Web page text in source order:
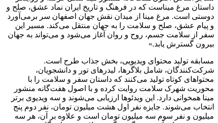
داستان مرغ میناست که در فرهنگ و تاریخ ایران نماد عشق، صلح و
دوستی است. مرغ مینا از میدان نقش جهان اصفهان سر برمی‌آورد
و پیام عشق، صلح و سلامت را به جهان منتقل می‌کند. مسیر این
سفر از سلامت جسم، روح و روان آغاز می‌شود و می‌تواند به جهان
بیرون گسترش یابد.»
مسابقه تولید محتوای ویدیویی، بخش جذاب طرح است.
شرکت‌کنندگان، شامل بلاگرها، لیدرهای تور و دانشجویان،
محتواهای کوتاه تولید می‌کنند که داستان سفر و سلامت را با
محوریت شهرک سلامت روایت کرده و با اصول هفت‌گانه منشور
مینا همخوانی دارد. این ویدئوها ارزیابی می‌شوند و سه ویدیوی برتر
انتخاب می‌شوند. جایزه نفر اول هشت میلیون تومان، نفر دوم پنج
میلیون و نفر سوم سه میلیون تومان است و علاوه بر آن، هر سه